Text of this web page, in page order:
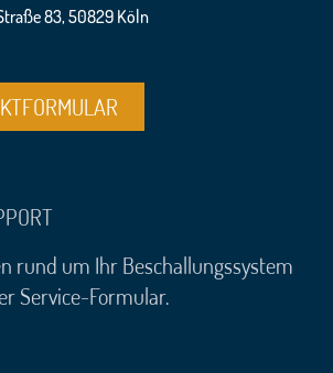
83, 50829 Köln
rund um Ihr Beschallungssystem
Service-Formular.